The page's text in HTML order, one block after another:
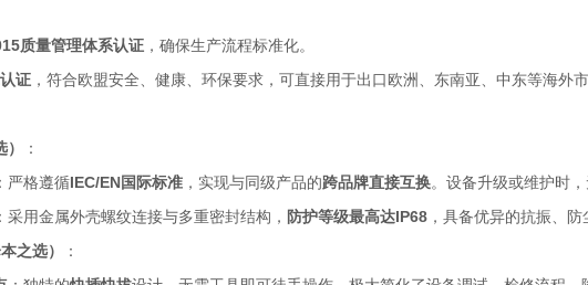
质量管理体系认证 ，确保生产流程标准化。
证 ，符合欧盟安全、健康、环保要求，可直接用于出口欧洲、东南亚、中东等海外
：
：严格遵循IEC/EN国际标准 ，实现与同级产品的跨品牌直接互换。设备升级或维护时
：采用金属外壳螺纹连接与多重密封结构， 防护等级最高达IP68 ，具备优异的抗振、
之选）
：